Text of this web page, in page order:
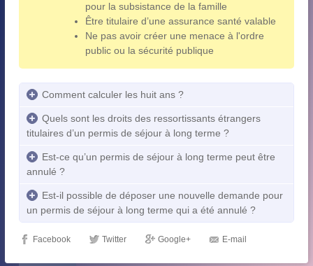
pour la subsistance de la famille
Être titulaire d’une assurance santé valable
Ne pas avoir créer une menace à l'ordre
public ou la sécurité publique
Comment calculer les huit ans ?
Quels sont les droits des ressortissants étrangers
titulaires d’un permis de séjour à long terme ?
Est-ce qu’un permis de séjour à long terme peut être
annulé ?
Est-il possible de déposer une nouvelle demande pour
un permis de séjour à long terme qui a été annulé ?
Facebook Twitter Google+ E-mail